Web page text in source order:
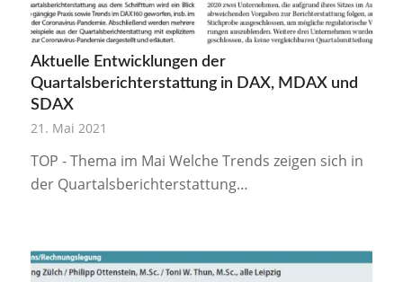
Aktuelle Entwicklungen der
Quartalsberichterstattung in DAX, MDAX und
SDAX
21. Mai 2021
TOP - Thema im Mai Welche Trends zeigen sich in
der Quartalsberichterstattung…